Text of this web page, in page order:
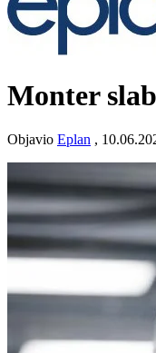
Monter
Objavio Eplan ,